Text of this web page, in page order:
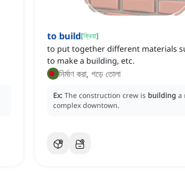
to build[ক্রিয়া]
to put together different materials
to make a building, etc.
নির্মাণ করা, গড়ে তোলা
Ex: The construction crew is building a
complex downtown.